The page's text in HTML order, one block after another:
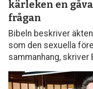
kärleken en
frågan
Bibeln beskriver
som den sexuella
sammanhang, skriver